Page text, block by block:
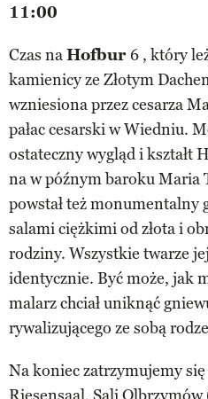
11:00
Czas naHofbur 6 , który
kamienicy ze Złotym
wzniesiona przez cesarza
pałac cesarski w Wiedniu.
ostateczny wygląd i kształt
na w późnym baroku Maria
powstał też monumentalny
salami ciężkimi od złota i
rodziny. Wszystkie twarze
identycznie. Być może, jak
malarz chciał uniknąć
rywalizującego ze sobą
Na koniec zatrzymujemy